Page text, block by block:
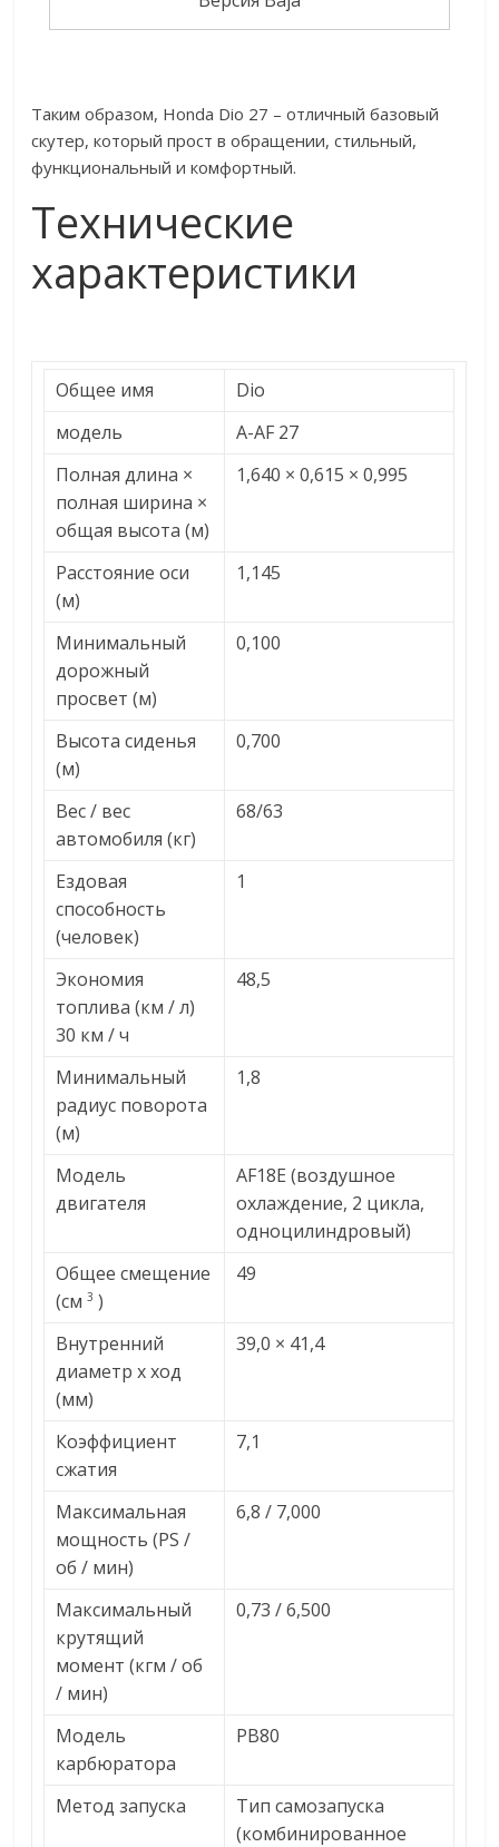
Таким образом, Honda Dio 27 – отличный базовый
скутер, который прост в обращении, стильный,
функциональный и комфортный.
Технические
характеристики
Общее имя
Dio
модель
A-AF 27
Полная длина ×
полная ширина ×
общая высота (м)
1,640 × 0,615 × 0,995
Расстояние оси
(м)
1,145
Минимальный
дорожный
просвет (м)
0,100
Высота сиденья
(м)
0,700
Вес / вес
автомобиля (кг)
68/63
Ездовая
способность
(человек)
1
Экономия
топлива (км / л)
30 км / ч
48,5
Минимальный
радиус поворота
(м)
1,8
Модель
двигателя
AF18E (воздушное
охлаждение, 2 цикла,
одноцилиндровый)
Общее смещение
(см3 )
49
Внутренний
диаметр x ход
(мм)
39,0 × 41,4
Коэффициент
сжатия
7,1
Максимальная
мощность (PS /
об / мин)
6,8 / 7,000
Максимальный
крутящий
момент (кгм / об
/ мин)
0,73 / 6,500
Модель
карбюратора
PB80
Метод запуска
Тип самозапуска
(комбинированное